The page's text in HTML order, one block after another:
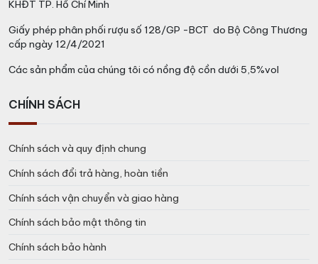
KHĐT TP. Hồ Chí Minh
Giấy phép phân phối rượu số 128/GP -BCT do Bộ Công Thương
cấp ngày 12/4/2021
Các sản phẩm của chúng tôi có nồng độ cồn dưới 5,5%vol
CHÍNH SÁCH
Chính sách và quy định chung
Chính sách đổi trả hàng, hoàn tiền
Chính sách vận chuyển và giao hàng
Chính sách bảo mật thông tin
Chính sách bảo hành